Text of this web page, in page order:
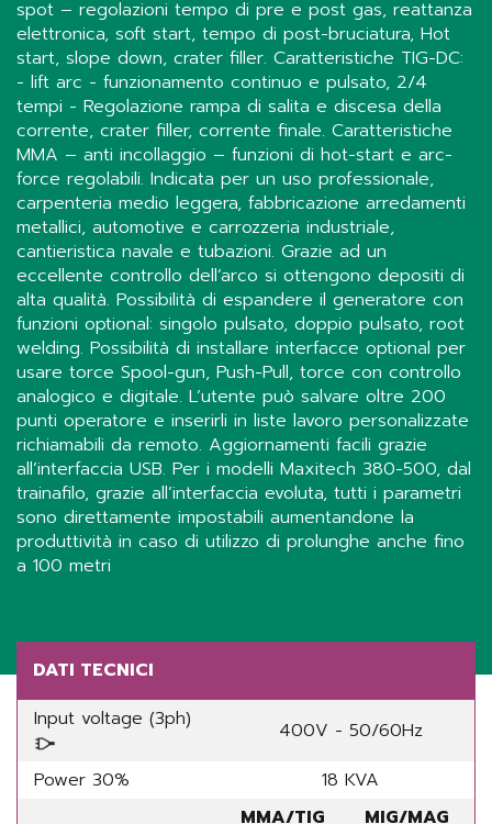
spot – regolazioni tempo di pre e post gas, reattanza
elettronica, soft start, tempo di post-bruciatura, Hot
start, slope down, crater filler. Caratteristiche TIG-DC:
- lift arc - funzionamento continuo e pulsato, 2/4
tempi - Regolazione rampa di salita e discesa della
corrente, crater filler, corrente finale. Caratteristiche
MMA – anti incollaggio – funzioni di hot-start e arc-
force regolabili. Indicata per un uso professionale,
carpenteria medio leggera, fabbricazione arredamenti
metallici, automotive e carrozzeria industriale,
cantieristica navale e tubazioni. Grazie ad un
eccellente controllo dell’arco si ottengono depositi di
alta qualità. Possibilità di espandere il generatore con
funzioni optional: singolo pulsato, doppio pulsato, root
welding. Possibilità di installare interfacce optional per
usare torce Spool-gun, Push-Pull, torce con controllo
analogico e digitale. L’utente può salvare oltre 200
punti operatore e inserirli in liste lavoro personalizzate
richiamabili da remoto. Aggiornamenti facili grazie
all’interfaccia USB. Per i modelli Maxitech 380-500, dal
trainafilo, grazie all’interfaccia evoluta, tutti i parametri
sono direttamente impostabili aumentandone la
produttività in caso di utilizzo di prolunghe anche fino
a 100 metri
DATI TECNICI
Input voltage (3ph)
400V - 50/60Hz
Power 30%
18 KVA
MMA/TIG
MIG/MAG